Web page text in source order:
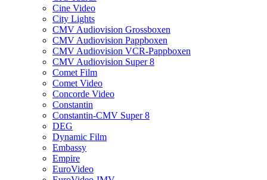
Cine Video
City Lights
CMV Audiovision Grossboxen
CMV Audiovision Pappboxen
CMV Audiovision VCR-Pappboxen
CMV Audiovision Super 8
Comet Film
Comet Video
Concorde Video
Constantin
Constantin-CMV Super 8
DEG
Dynamic Film
Embassy
Empire
EuroVideo